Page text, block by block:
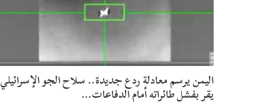
اليمن يرسم معادلة ردع جديدة.. سلاح الجو الإسرائيلي
يقر بفشل طائراته أمام الدفاعات…